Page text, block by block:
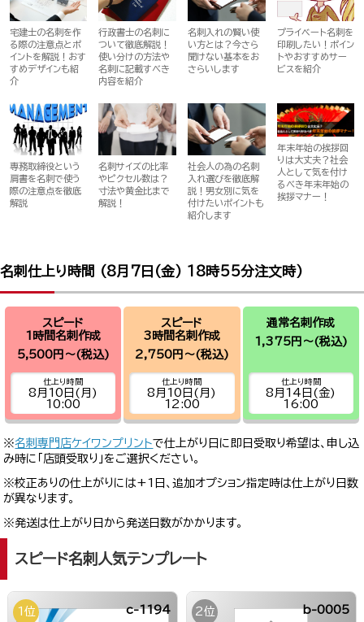
宅建士の名刺を作
る際の注意点とポ
イントを解説！おす
すめデザインも紹
介
行政書士の名刺に
ついて徹底解説！
使い分けの方法や
名刺に記載すべき
内容を紹介
名刺入れの賢い使
い方とは？今さら
聞けない基本をお
さらいします
プライベート名刺を
印刷したい！ポイン
トやおすすめサー
ビスを紹介
専務取締役という
肩書を名刺で使う
際の注意点を徹底
解説
名刺サイズの比率
やピクセル数は？
寸法や黄金比まで
解説！
社会人の為の名刺
入れ選びを徹底解
説！男女別に気を
付けたいポイントも
紹介します
年末年始の挨拶回
りは大丈夫？社会
人として気を付け
るべき年末年始の
挨拶マナー！
名刺仕上り時間 (8月7日(金) 18時55分注文時)
スピード
1時間名刺作成
5,500円～(税込)
仕上り時間
8月10日(月)
10:00
スピード
3時間名刺作成
2,750円～(税込)
仕上り時間
8月10日(月)
12:00
通常名刺作成
1,375円～(税込)
仕上り時間
8月14日(金)
16:00
※名刺専門店ケイワンプリントで仕上がり日に即日受取り希望は、申し込
み時に「店頭受取り」をご選択ください。
※校正ありの仕上がりには+1日、追加オプション指定時は仕上がり日数
が異なります。
※発送は仕上がり日から発送日数がかかります。
スピード名刺人気テンプレート
1位 c-1194 2位 b-0005